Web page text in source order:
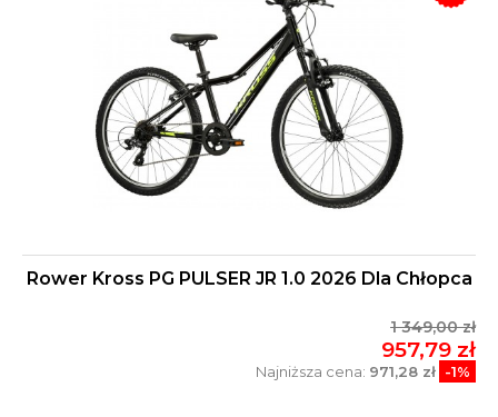
Rower Kross PG PULSER JR 1.0 2026 Dla Chłopca
1 349,00 zł
957,79 zł
Najniższa cena: 971,28 zł -1%